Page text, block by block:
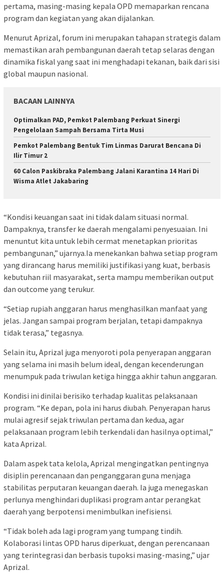
pertama, masing-masing kepala OPD memaparkan rencana
program dan kegiatan yang akan dijalankan.
Menurut Aprizal, forum ini merupakan tahapan strategis dalam
memastikan arah pembangunan daerah tetap selaras dengan
dinamika fiskal yang saat ini menghadapi tekanan, baik dari sisi
global maupun nasional.
BACAAN LAINNYA
Optimalkan PAD, Pemkot Palembang Perkuat Sinergi
Pengelolaan Sampah Bersama Tirta Musi
Pemkot Palembang Bentuk Tim Linmas Darurat Bencana Di
Ilir Timur 2
60 Calon Paskibraka Palembang Jalani Karantina 14 Hari Di
Wisma Atlet Jakabaring
“Kondisi keuangan saat ini tidak dalam situasi normal.
Dampaknya, transfer ke daerah mengalami penyesuaian. Ini
menuntut kita untuk lebih cermat menetapkan prioritas
pembangunan,” ujarnya.Ia menekankan bahwa setiap program
yang dirancang harus memiliki justifikasi yang kuat, berbasis
kebutuhan riil masyarakat, serta mampu memberikan output
dan outcome yang terukur.
“Setiap rupiah anggaran harus menghasilkan manfaat yang
jelas. Jangan sampai program berjalan, tetapi dampaknya
tidak terasa,” tegasnya.
Selain itu, Aprizal juga menyoroti pola penyerapan anggaran
yang selama ini masih belum ideal, dengan kecenderungan
menumpuk pada triwulan ketiga hingga akhir tahun anggaran.
Kondisi ini dinilai berisiko terhadap kualitas pelaksanaan
program. “Ke depan, pola ini harus diubah. Penyerapan harus
mulai agresif sejak triwulan pertama dan kedua, agar
pelaksanaan program lebih terkendali dan hasilnya optimal,”
kata Aprizal.
Dalam aspek tata kelola, Aprizal mengingatkan pentingnya
disiplin perencanaan dan penganggaran guna menjaga
stabilitas perputaran keuangan daerah. Ia juga menegaskan
perlunya menghindari duplikasi program antar perangkat
daerah yang berpotensi menimbulkan inefisiensi.
“Tidak boleh ada lagi program yang tumpang tindih.
Kolaborasi lintas OPD harus diperkuat, dengan perencanaan
yang terintegrasi dan berbasis tupoksi masing-masing,” ujar
Aprizal.